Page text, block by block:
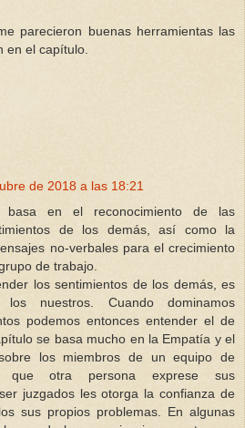
parecieron buenas herramientas las
en el capítulo.
de 2018 a las 18:21
basa en el reconocimiento de las
de los demás, así como la
no-verbales para el crecimiento
de trabajo.
los sentimientos de los demás, es
los nuestros. Cuando dominamos
podemos entonces entender el de
se basa mucho en la Empatía y el
los miembros de un equipo de
que otra persona exprese sus
juzgados les otorga la confianza de
sus propios problemas. En algunas